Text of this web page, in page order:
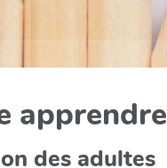
apprendre
des adultes